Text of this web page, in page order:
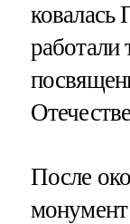
ковалась
работали
После
монумент